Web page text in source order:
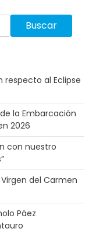
Buscar
al Eclipse
la Embarcación
2026
con nuestro
del Carmen
Páez